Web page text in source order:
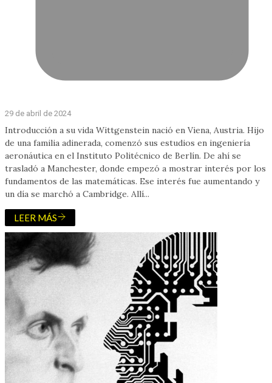
29 de abril de 2024
Introducción a su vida Wittgenstein nació en Viena, Austria. Hijo
de una familia adinerada, comenzó sus estudios en ingeniería
aeronáutica en el Instituto Politécnico de Berlín. De ahí se
trasladó a Manchester, donde empezó a mostrar interés por los
fundamentos de las matemáticas. Ese interés fue aumentando y
un día se marchó a Cambridge. Allí...
LEER MÁS